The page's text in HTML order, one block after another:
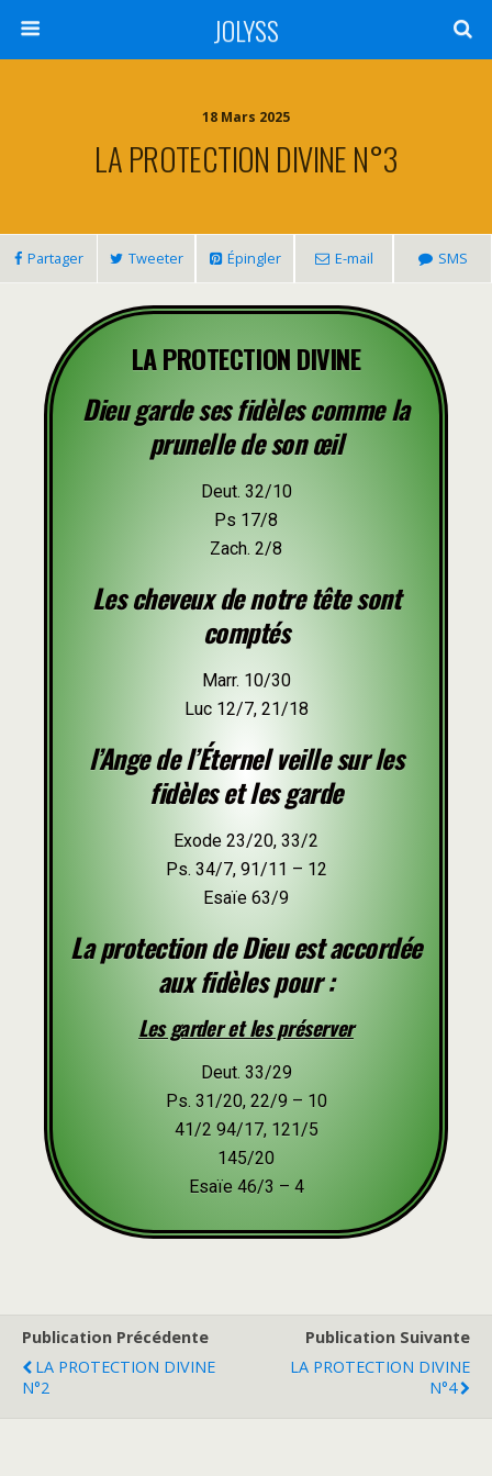
JOLYSS
18 Mars 2025
LA PROTECTION DIVINE N°3
Partager Tweeter Épingler E-mail SMS
LA PROTECTION DIVINE
Dieu garde ses fidèles comme la
prunelle de son œil
Deut. 32/10
Ps 17/8
Zach. 2/8
Les cheveux de notre tête sont
comptés
Marr. 10/30
Luc 12/7, 21/18
l’Ange de l’Éternel veille sur les
fidèles et les garde
Exode 23/20, 33/2
Ps. 34/7, 91/11 – 12
Esaïe 63/9
La protection de Dieu est accordée
aux fidèles pour :
Les garder et les préserver
Deut. 33/29
Ps. 31/20, 22/9 – 10
41/2 94/17, 121/5
145/20
Esaïe 46/3 – 4
Publication Précédente
LA PROTECTION DIVINE
N°2
Publication Suivante
LA PROTECTION DIVINE
N°4